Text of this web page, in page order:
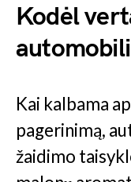
Kodėl
Kai kalbama
pagerinimą,
žaidimo